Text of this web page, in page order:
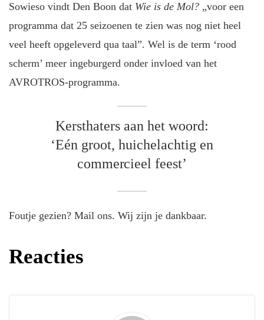
Sowieso vindt Den Boon dat Wie is de Mol?„voor een
programma dat 25 seizoenen te zien was nog niet heel
veel heeft opgeleverd qua taal”. Wel is de term ‘rood
scherm’ meer ingeburgerd onder invloed van het
AVROTROS-programma.
Kersthaters aan het woord:
‘Eén groot, huichelachtig en
commercieel feest’
Foutje gezien? Mail ons. Wij zijn je dankbaar.
Reacties